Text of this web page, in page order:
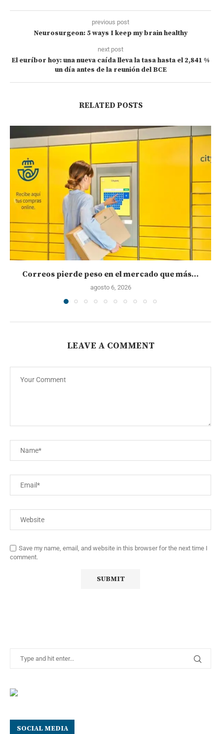
previous post
Neurosurgeon: 5 ways I keep my brain healthy
next post
El euríbor hoy: una nueva caída lleva la tasa hasta el 2,841 %
un día antes de la reunión del BCE
RELATED POSTS
Correos pierde peso en el mercado que más...
agosto 6, 2026
LEAVE A COMMENT
Save my name, email, and website in this browser for the next time I
comment.
SOCIAL MEDIA